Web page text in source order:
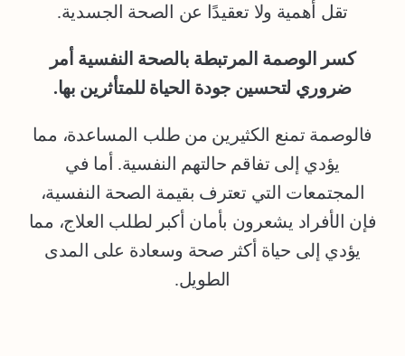
تقل أهمية ولا تعقيدًا عن الصحة الجسدية.
كسر الوصمة المرتبطة بالصحة النفسية أمر
ضروري لتحسين جودة الحياة للمتأثرين بها.
فالوصمة تمنع الكثيرين من طلب المساعدة، مما
يؤدي إلى تفاقم حالتهم النفسية. أما في
المجتمعات التي تعترف بقيمة الصحة النفسية،
فإن الأفراد يشعرون بأمان أكبر لطلب العلاج، مما
يؤدي إلى حياة أكثر صحة وسعادة على المدى
الطويل.